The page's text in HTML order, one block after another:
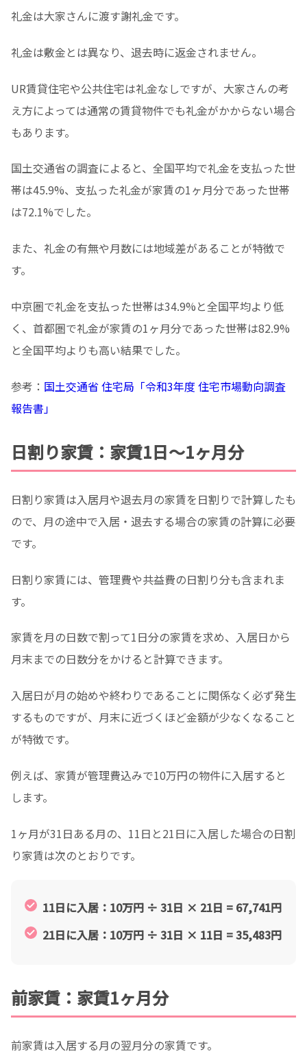
礼金は大家さんに渡す謝礼金です。
礼金は敷金とは異なり、退去時に返金されません。
UR賃貸住宅や公共住宅は礼金なしですが、大家さんの考
え方によっては通常の賃貸物件でも礼金がかからない場合
もあります。
国土交通省の調査によると、全国平均で礼金を支払った世
帯は45.9%、支払った礼金が家賃の1ヶ月分であった世帯
は72.1%でした。
また、礼金の有無や月数には地域差があることが特徴で
す。
中京圏で礼金を支払った世帯は34.9%と全国平均より低
く、首都圏で礼金が家賃の1ヶ月分であった世帯は82.9%
と全国平均よりも高い結果でした。
参考： 国土交通省 住宅局「令和3年度 住宅市場動向調査
報告書」
日割り家賃：家賃1日～1ヶ月分
日割り家賃は入居月や退去月の家賃を日割りで計算したも
ので、月の途中で入居・退去する場合の家賃の計算に必要
です。
日割り家賃には、管理費や共益費の日割り分も含まれま
す。
家賃を月の日数で割って1日分の家賃を求め、入居日から
月末までの日数分をかけると計算できます。
入居日が月の始めや終わりであることに関係なく必ず発生
するものですが、月末に近づくほど金額が少なくなること
が特徴です。
例えば、家賃が管理費込みで10万円の物件に入居すると
します。
1ヶ月が31日ある月の、11日と21日に入居した場合の日割
り家賃は次のとおりです。
11日に入居：10万円 ÷ 31日 × 21日 = 67,741円
21日に入居：10万円 ÷ 31日 × 11日 = 35,483円
前家賃：家賃1ヶ月分
前家賃は入居する月の翌月分の家賃です。